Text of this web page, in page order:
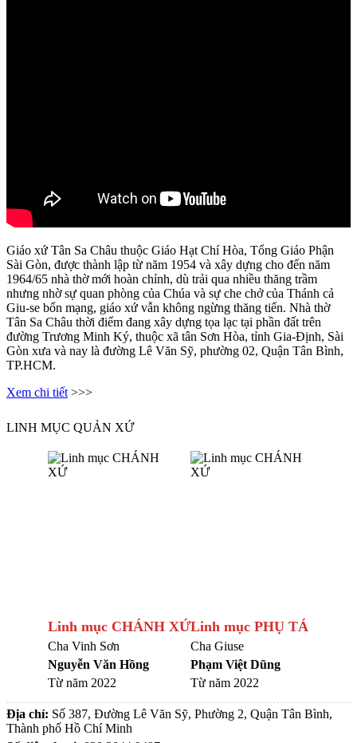
Giáo xứ Tân Sa Châu thuộc Giáo Hạt Chí Hòa, Tổng Giáo Phận
Sài Gòn, được thành lập từ năm 1954 và xây dựng cho đến năm
1964/65 nhà thờ mới hoàn chỉnh, dù trải qua nhiều thăng trầm
nhưng nhờ sự quan phòng của Chúa và sự che chở của Thánh cả
Giu-se bổn mạng, giáo xứ vẫn không ngừng thăng tiến. Nhà thờ
Tân Sa Châu thời điểm đang xây dựng tọa lạc tại phần đất trên
đường Trương Minh Ký, thuộc xã tân Sơn Hòa, tỉnh Gia-Định, Sài
Gòn xưa và nay là đường Lê Văn Sỹ, phường 02, Quận Tân Bình,
TP.HCM.
Xem chi tiết >>>
LINH MỤC QUẢN XỨ
Linh mục CHÁNH XỨ
Cha Vinh Sơn
Nguyễn Văn Hồng
Từ năm 2022
Linh mục PHỤ TÁ
Cha Giuse
Phạm Việt Dũng
Từ năm 2022
Địa chỉ: Số 387, Đường Lê Văn Sỹ, Phường 2, Quận Tân Bình,
Thành phố Hồ Chí Minh